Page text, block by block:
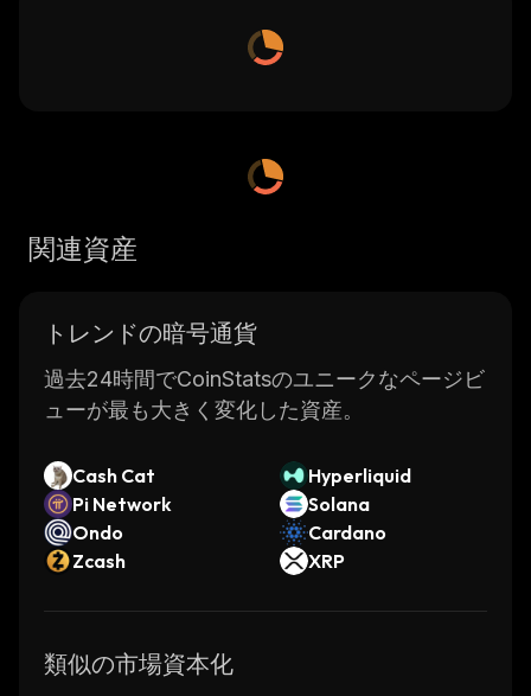
関連資産
トレンドの暗号通貨
過去24時間でCoinStatsのユニークなページビ
ューが最も大きく変化した資産。
Cash Cat
Hyperliquid
Pi Network
Solana
Ondo
Cardano
Zcash
XRP
類似の市場資本化